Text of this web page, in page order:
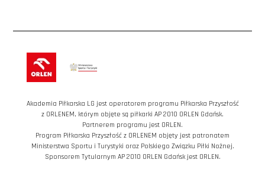
Akademia Piłkarska LG jest operatorem programu Piłkarska Przyszłość
z ORLENEM, którym objęte są piłkarki AP 2010 ORLEN Gdańsk.
Partnerem programu jest ORLEN.
Program Piłkarska Przyszłość z ORLENEM objęty jest patronatem
Ministerstwa Sportu i Turystyki oraz Polskiego Związku Piłki Nożnej.
Sponsorem Tytularnym AP 2010 ORLEN Gdańsk jest ORLEN.